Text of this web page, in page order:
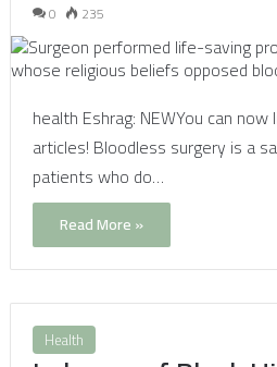
0 235
health Eshrag: NEWYou can
articles! Bloodless surgery is a
patients who do…
Read More »
Health